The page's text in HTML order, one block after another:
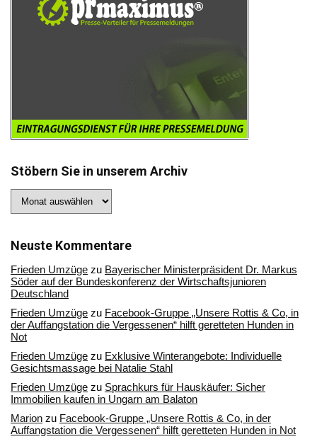
Stöbern Sie in unserem Archiv
Sie
Archiv
Neuste Kommentare
Frieden Umzüge zu Bayerischer Ministerpräsident Dr. Markus
Söder auf der Bundeskonferenz der Wirtschaftsjunioren
Deutschland
Frieden Umzüge zu Facebook-Gruppe „Unsere Rottis & Co, in
der Auffangstation die Vergessenen“ hilft geretteten Hunden in
Not
Frieden Umzüge zu Exklusive Winterangebote: Individuelle
Gesichtsmassage bei Natalie Stahl
Frieden Umzüge zu Sprachkurs für Hauskäufer: Sicher
Immobilien kaufen in Ungarn am Balaton
Marion zu Facebook-Gruppe „Unsere Rottis & Co, in der
Auffangstation die Vergessenen“ hilft geretteten Hunden in Not